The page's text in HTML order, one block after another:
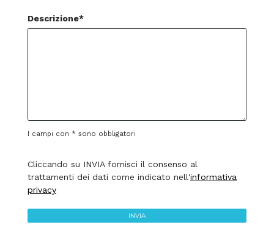
Descrizione*
I campi con * sono obbligatori
Cliccando su INVIA fornisci il consenso al
trattamenti dei dati come indicato nell'informativa
privacy
INVIA